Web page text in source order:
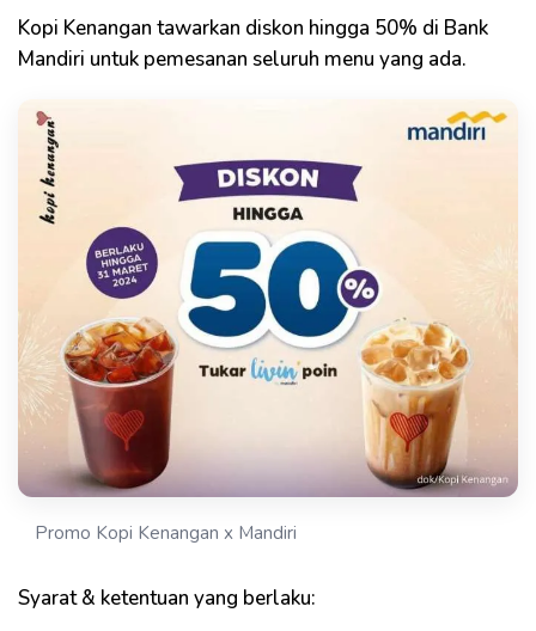
Kopi Kenangan tawarkan diskon hingga 50% di Bank
Mandiri untuk pemesanan seluruh menu yang ada.
Promo Kopi Kenangan x Mandiri
Syarat & ketentuan yang berlaku: